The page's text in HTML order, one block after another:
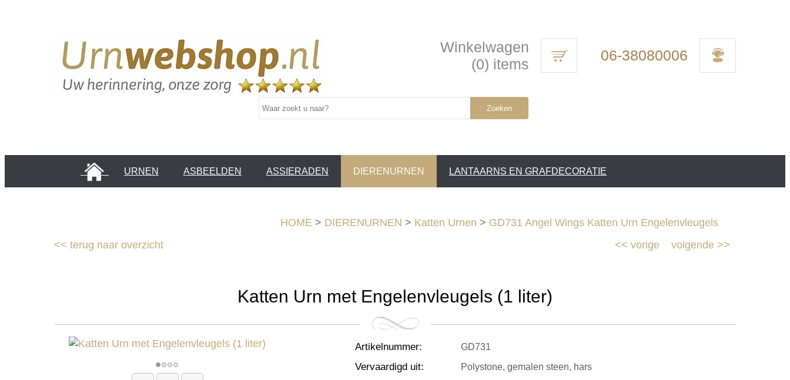
Winkelwagen
(0) items
06-38080006
Zoeken
HOME URNEN ASBEELDEN ASSIERADEN DIERENURNEN LANTAARNS EN GRAFDECORATIE
HOME > DIERENURNEN > Katten Urnen > GD731 Angel Wings Katten Urn Engelenvleugels
<< terug naar overzicht volgende >>
<< vorige
Katten Urn met Engelenvleugels (1 liter)
Artikelnummer: GD731
Vervaardigd uit: Polystone, gemalen steen, hars